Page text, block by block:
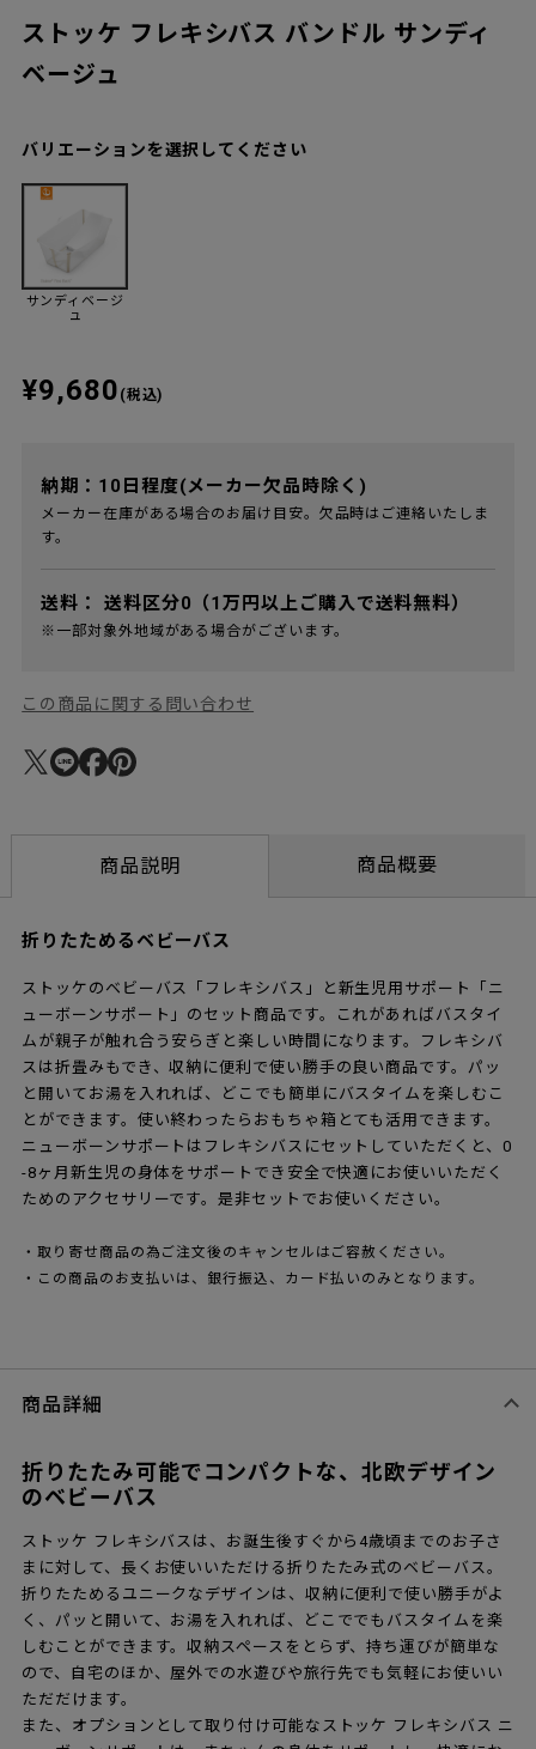
ストッケ フレキシバス バンドル サンディ
ベージュ
バリエーションを選択してください
サンディベージ
ュ
¥9,680 (税込)
納期：10日程度(メーカー欠品時除く)
メーカー在庫がある場合のお届け目安。欠品時はご連絡いたしま
す。
送料： 送料区分0（1万円以上ご購入で送料無料）
※一部対象外地域がある場合がございます。
この商品に関する問い合わせ
商品説明 商品概要
折りたためるベビーバス
ストッケのベビーバス「フレキシバス」と新生児用サポート「ニ
ューボーンサポート」のセット商品です。これがあればバスタイ
ムが親子が触れ合う安らぎと楽しい時間になります。フレキシバ
スは折畳みもでき、収納に便利で使い勝手の良い商品です。パッ
と開いてお湯を入れれば、どこでも簡単にバスタイムを楽しむこ
とができます。使い終わったらおもちゃ箱とても活用できます。
ニューボーンサポートはフレキシバスにセットしていただくと、0
-8ヶ月新生児の身体をサポートでき安全で快適にお使いいただく
ためのアクセサリーです。是非セットでお使いください。
・取り寄せ商品の為ご注文後のキャンセルはご容赦ください。
・この商品のお支払いは、銀行振込、カード払いのみとなります。
商品詳細
折りたたみ可能でコンパクトな、北欧デザイン
のベビーバス
ストッケ フレキシバスは、お誕生後すぐから4歳頃までのお子さ
まに対して、長くお使いいただける折りたたみ式のベビーバス。
折りたためるユニークなデザインは、収納に便利で使い勝手がよ
く、パッと開いて、お湯を入れれば、どこででもバスタイムを楽
しむことができます。収納スペースをとらず、持ち運びが簡単な
ので、自宅のほか、屋外での水遊びや旅行先でも気軽にお使いい
ただだけます。
また、オプションとして取り付け可能なストッケ フレキシバス ニ